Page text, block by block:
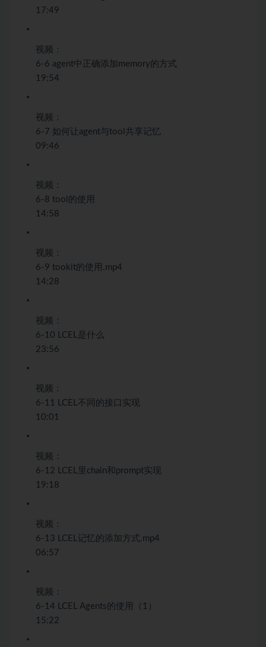
17:49
视频：
6-6 agent中正确添加memory的方式
19:54
视频：
6-7 如何让agent与tool共享记忆
09:46
视频：
6-8 tool的使用
14:58
视频：
6-9 tookit的使用.mp4
14:28
视频：
6-10 LCEL是什么
23:56
视频：
6-11 LCEL不同的接口实现
10:01
视频：
6-12 LCEL里chain和prompt实现
19:18
视频：
6-13 LCEL记忆的添加方式.mp4
06:57
视频：
6-14 LCEL Agents的使用（1）
15:22